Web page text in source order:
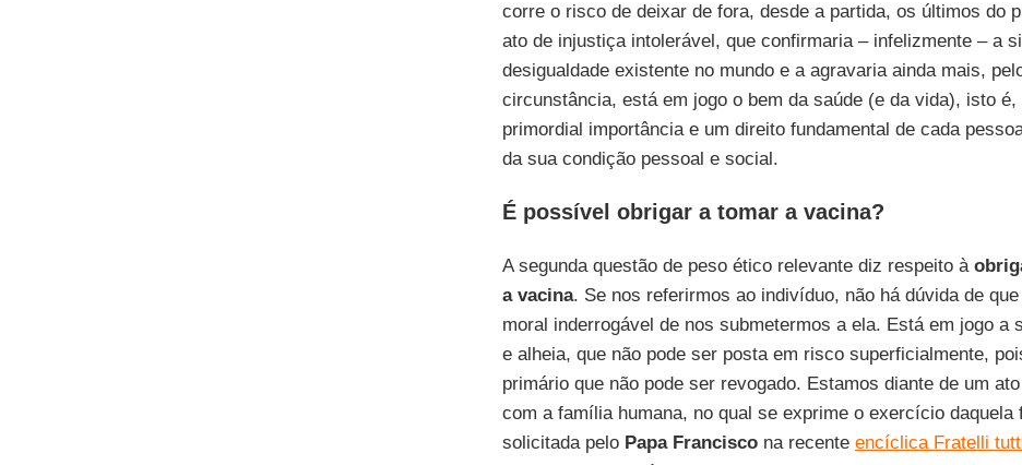
corre o risco de deixar de fora, desde a partida, os últimos do
ato de injustiça intolerável, que confirmaria – infelizmente – a
desigualdade existente no mundo e a agravaria ainda mais,
circunstância, está em jogo o bem da saúde (e da vida), isto
primordial importância e um direito fundamental de cada
da sua condição pessoal e social.
É possível obrigar a tomar a vacina?
A segunda questão de peso ético relevante diz respeito à
a vacina. Se nos referirmos ao indivíduo, não há dúvida de
moral inderrogável de nos submetermos a ela. Está em jogo a
e alheia, que não pode ser posta em risco superficialmente,
primário que não pode ser revogado. Estamos diante de um
com a família humana, no qual se exprime o exercício daquela
solicitada pelo Papa Franciscona recente encíclica Fratelli